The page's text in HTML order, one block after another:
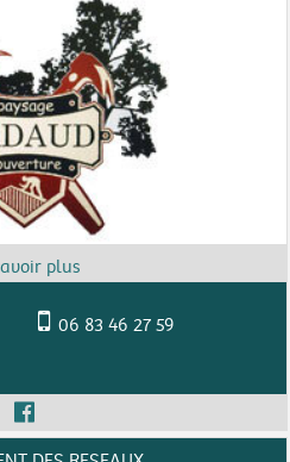
06 83 46 27 59